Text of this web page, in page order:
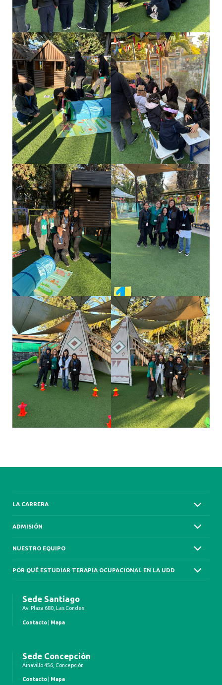
LA CARRERA
ADMISIÓN
NUESTRO EQUIPO
POR QUÉ ESTUDIAR TERAPIA OCUPACIONAL EN LA UDD
Sede Santiago
Av. Plaza 680, Las Condes
Contacto Mapa
Sede Concepción
Ainavillo 456, Concepción
Contacto Mapa